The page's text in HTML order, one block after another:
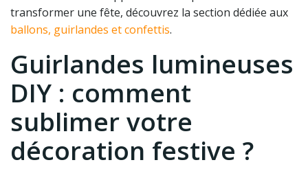
transformer une fête, découvrez la section dédiée aux
ballons, guirlandes et confettis.
Guirlandes lumineuses
DIY : comment
sublimer votre
décoration festive ?